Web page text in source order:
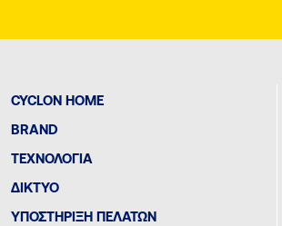
CYCLON HOME
BRAND
ΤΕΧΝΟΛΟΓΊΑ
ΔΙΚΤΥΟ
ΥΠΟΣΤΗΡΙΞΗ ΠΕΛΑΤΩΝ